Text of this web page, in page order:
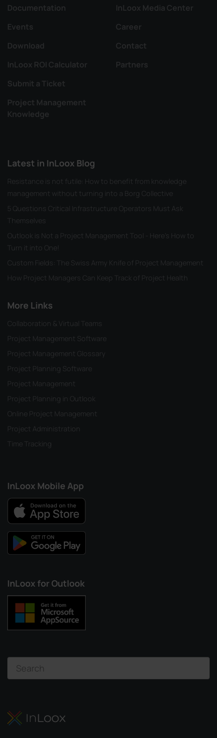
Documentation
Events
Download
InLoox ROI Calculator
Submit a Ticket
Project Management
Knowledge
InLoox Media Center
Career
Contact
Partners
Latest in InLoox Blog
Resistance is not futile: How to benefit from knowledge
management without turning into a Borg Collective
5 Questions Critical Infrastructure Operators Must Ask
Themselves
Outlook is Not a Project Management Tool - Here's How to
Turn it into One!
Custom Fields: The Swiss Army Knife of Project Management
How Project Managers Can Keep Track of Project Health
More Links
Collaboration & Virtual Teams
Project Management Software
Project Management Glossary
Project Planning Software
Project Management
Project Planning in Outlook
Online Project Management
Project Administration
Time Tracking
InLoox Mobile App
InLoox for Outlook